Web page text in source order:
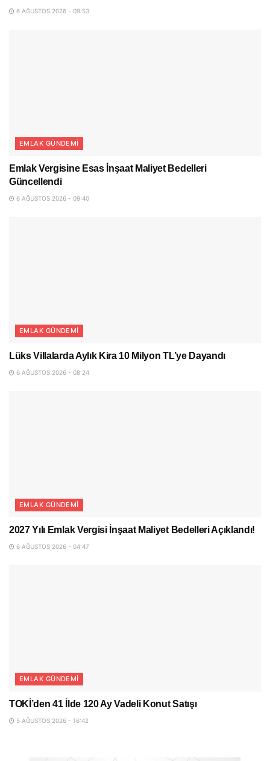
6 AĞUSTOS 2026 - 09:53
EMLAK GÜNDEMI
Emlak Vergisine Esas İnşaat Maliyet Bedelleri
Güncellendi
6 AĞUSTOS 2026 - 09:40
EMLAK GÜNDEMI
Lüks Villalarda Aylık Kira 10 Milyon TL’ye Dayandı
6 AĞUSTOS 2026 - 08:24
EMLAK GÜNDEMI
2027 Yılı Emlak Vergisi İnşaat Maliyet Bedelleri Açıklandı!
6 AĞUSTOS 2026 - 04:47
EMLAK GÜNDEMI
TOKİ’den 41 İlde 120 Ay Vadeli Konut Satışı
5 AĞUSTOS 2026 - 16:42